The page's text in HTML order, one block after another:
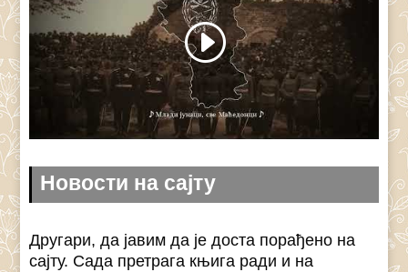
Новости на сајту
Другари, да јавим да је доста порађено на
сајту. Сада претрага књига ради и на